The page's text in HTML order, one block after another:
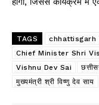
TAGS chhattisgarh
Chief Minister Shri
Vishnu Dev Sai
मुख्यमंत्री श्री विष्णु देव साय